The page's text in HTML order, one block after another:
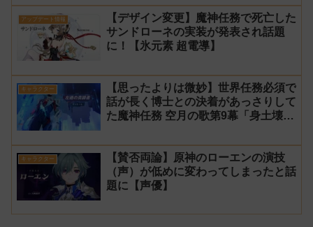
アップデート情報
【デザイン変更】魔神任務で死亡した
サンドローネの実装が発表され話題
に！【氷元素 超電導】
キャラクター
【思ったよりは微妙】世界任務必須で
話が長く博士との決着があっさりして
た魔神任務 空月の歌第9幕「身土壊
プラーナ」感想
キャラクター
【賛否両論】原神のローエンの演技
（声）が低めに変わってしまったと話
題に【声優】